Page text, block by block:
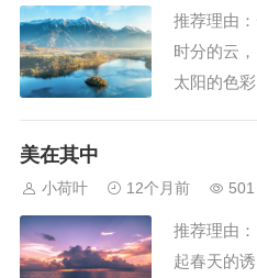
个。沉默
琴弦。你
推荐理由
时分的云
太阳的色
野和她的
瘦小的身
美在其中
小荷叶 12个月前 501
推荐理由
起春天的